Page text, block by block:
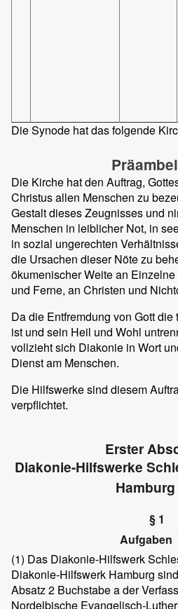
Die Synode hat das folgende
Präambel
Die Kirche hat den Auftrag,
Christus allen Menschen zu
Gestalt dieses Zeugnisses und
Menschen in leiblicher Not, in
in sozial ungerechten
die Ursachen dieser Nöte zu
ökumenischer Weite an
und Ferne, an Christen und
Da die Entfremdung von Gott
ist und sein Heil und Wohl
vollzieht sich Diakonie in Wort
Dienst am Menschen.
Die Hilfswerke sind diesem
verpflichtet.
Erster
Diakonie-Hilfswerke
Hamburg
§ 1
Aufgaben
(1) Das Diakonie-Hilfswerk
Diakonie-Hilfswerk Hamburg
Absatz 2 Buchstabe a der
Nordelbische Evangelisch-